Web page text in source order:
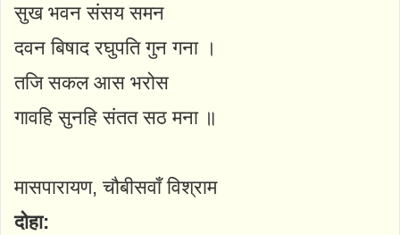
सुख भवन संसय समन
दवन बिषाद रघुपति गुन गना ।
तजि सकल आस भरोस
गावहि सुनहि संतत सठ मना ॥
मासपारायण, चौबीसवाँ विश्राम
दोहा: